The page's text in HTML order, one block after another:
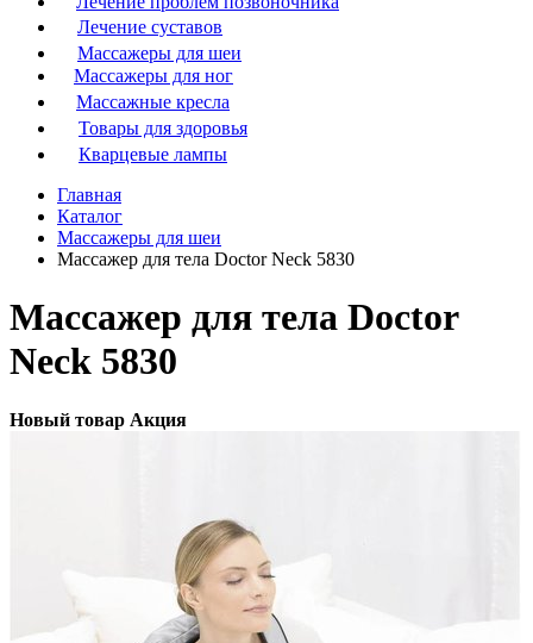
Лечение суставов
Массажеры для шеи
Массажеры для ног
Массажные кресла
Товары для здоровья
Кварцевые лампы
Главная
Каталог
Массажеры для шеи
Массажер для тела Doctor Neck 5830
Массажер для тела Doctor
Neck 5830
Новый товар Акция